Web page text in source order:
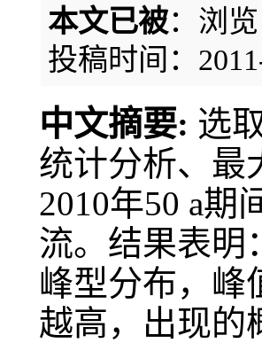
本文已被：浏览
投稿时间：
中文摘要: 选
统计分析、最
2010年50 a期
流。结果表明
峰型分布，峰
越高，出现的